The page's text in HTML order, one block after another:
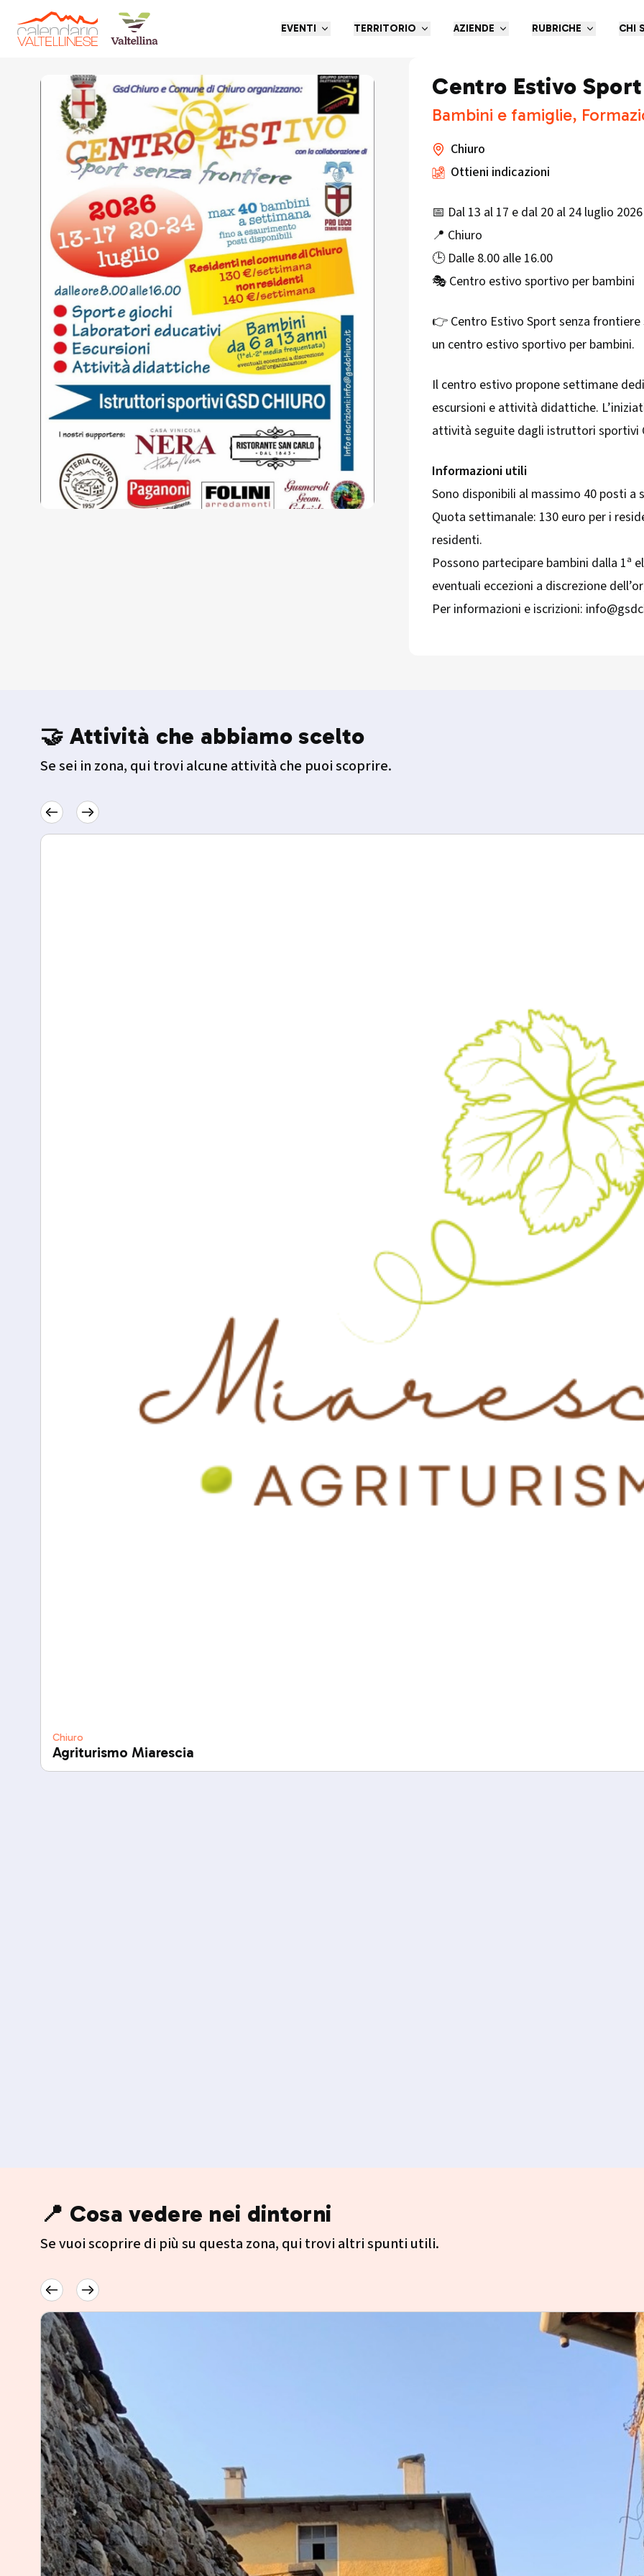
EVENTI TERRITORIO AZIENDE RUBRICHE CHI
Torna indietro
Centro Estivo
Bambini e famiglie,
Chiuro
Ottieni indicazioni
📅 Dal 13 al 17 e dal 20 al 24 luglio 2026
📍 Chiuro
🕒 Dalle 8.00 alle 16.00
🎭 Centro estivo sportivo per bambini
👉 Centro Estivo Sport senza frontiere
un centro estivo sportivo per bambini.
Il centro estivo propone settimane
escursioni e attività didattiche.
attività seguite dagli istruttori sportivi
Informazioni utili
Sono disponibili al massimo 40 posti
Quota settimanale: 130 euro per i
residenti.
Possono partecipare bambini dalla 1ª
eventuali eccezioni a discrezione
Per informazioni e iscrizioni:
🤝 Attività che abbiamo scelto
Se sei in zona, qui trovi alcune attività che puoi scoprire.
Chiuro
Agriturismo Miarescia
📍 Cosa vedere nei dintorni
Se vuoi scoprire di più su questa zona, qui trovi altri spunti utili.